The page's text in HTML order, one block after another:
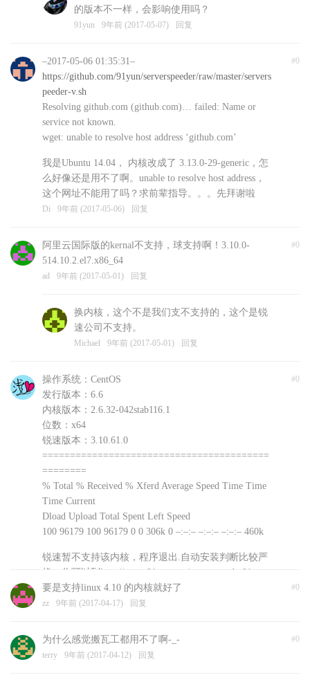
的版本不一样，会影响使用吗？
91yun 9年前 (2017-05-07) 回复
#0
–2017-05-06 01:35:31–
https://github.com/91yun/serverspeeder/raw/master/servers
peeder-v.sh
Resolving github.com (github.com)… failed: Name or
service not known.
wget: unable to resolve host address ‘github.com’
我是Ubuntu 14.04， 内核改成了 3.13.0-29-generic，怎
么好像还是用不了啊。unable to resolve host address，
这个网址不能用了吗？求前辈指导。。。先拜谢啦
Di 9年前 (2017-05-06) 回复
#0
阿里云国际版的kernal不支持，球支持啊！3.10.0-
514.10.2.el7.x86_64
ad 9年前 (2017-05-01) 回复
换内核，这个不是我们支不支持的，这个是锐
速公司不支持。
Michael 9年前 (2017-05-01) 回复
#0
操作系统：CentOS
发行版本：6.6
内核版本：2.6.32-042stab116.1
位数：x64
锐速版本：3.10.61.0
=========================================
========
% Total % Received % Xferd Average Speed Time Time
Time Current
Dload Upload Total Spent Left Speed
100 96179 100 96179 0 0 306k 0 –:–:– –:–:– –:–:– 460k
锐速暂不支持该内核，程序退出.自动安装判断比较严
格，你可以到http://www.91yun.org/serverspeeder91yun
手动下载安装文件尝试不同版本
浅爱 9年前 (2017-04-18) 回复
#0
要是支持linux 4.10 的内核就好了
zz 9年前 (2017-04-17) 回复
#0
为什么感觉搬瓦工都用不了啊-_-
terry 9年前 (2017-04-12) 回复